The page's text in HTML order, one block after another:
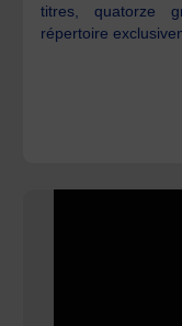
titres, quatorze
répertoire